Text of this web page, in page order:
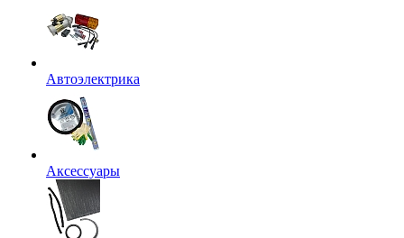
Автоэлектрика
Аксессуары